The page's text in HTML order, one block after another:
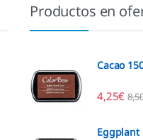
Productos en
Cacao
4,25€
Eggplant